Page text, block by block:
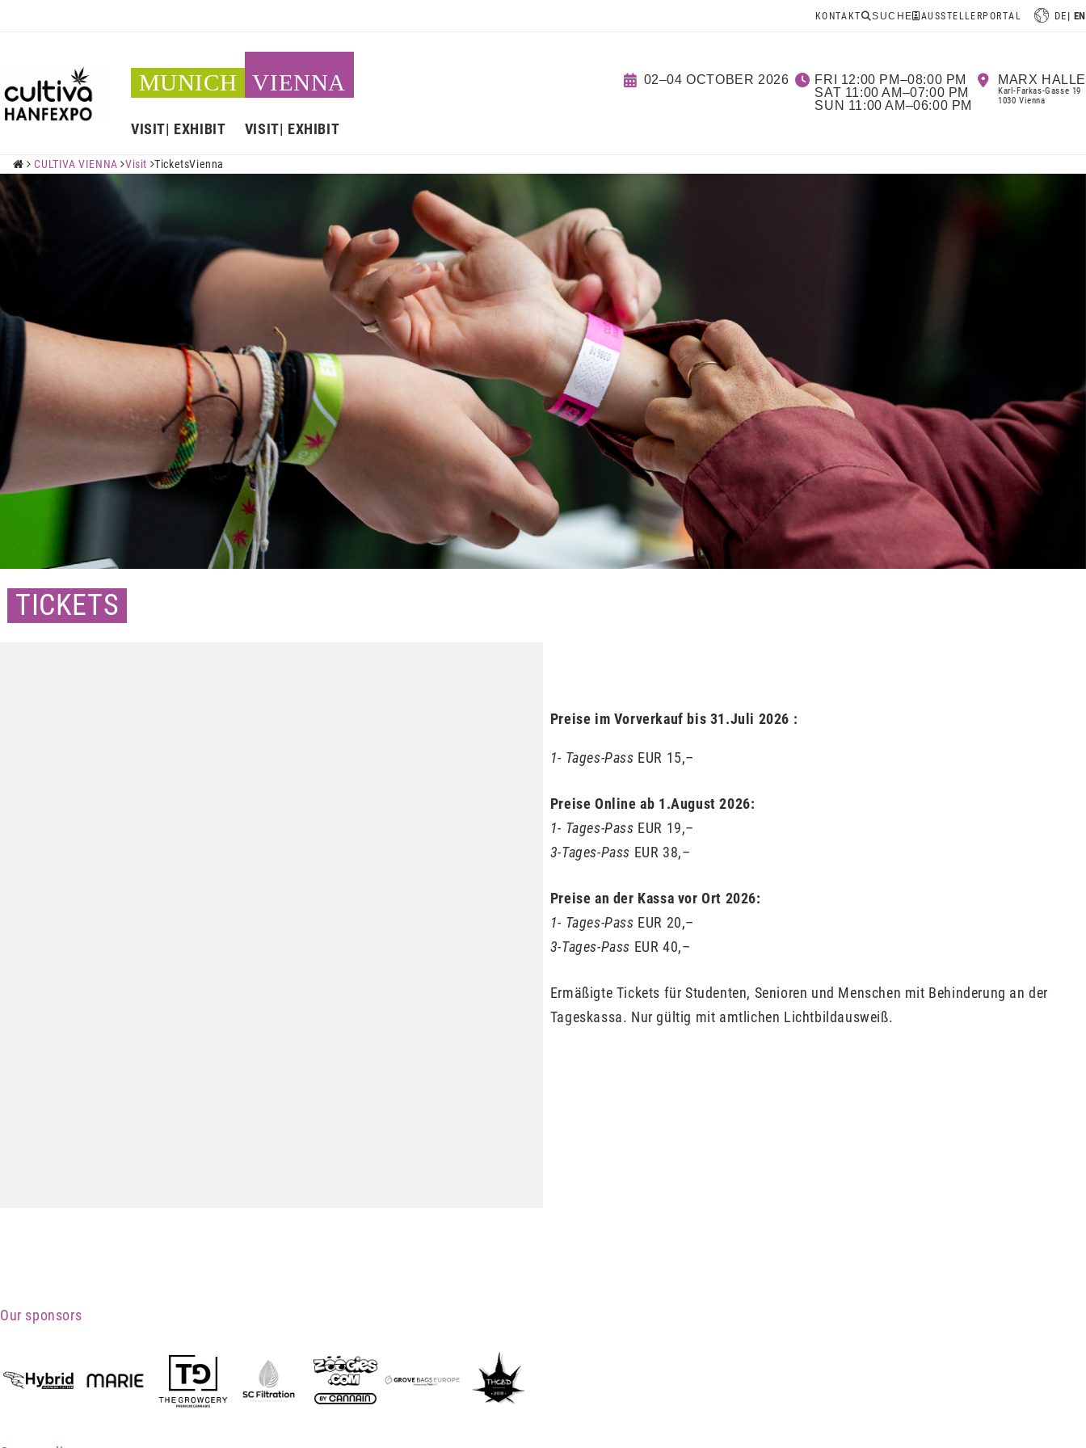
KONTAKT SUCHE AUSSTELLERPORTAL DE EN
MUNICH
VISIT EXHIBIT
VIENNA
VISIT EXHIBIT
02–04 OCTOBER 2026
FRI 12:00 PM–08:00 PM
SAT 11:00 AM–07:00 PM
SUN 11:00 AM–06:00 PM
MARX HALLE
Karl-Farkas-Gasse 19
1030 Vienna
  CULTIVA VIENNA Visit TicketsVienna
TICKETS
Preise im Vorverkauf bis 31.Juli 2026 :
1- Tages-Pass EUR 15,–
Preise Online ab 1.August 2026:
1- Tages-Pass EUR 19,–
3-Tages-Pass EUR 38,–
Preise an der Kassa vor Ort 2026:
1- Tages-Pass EUR 20,–
3-Tages-Pass EUR 40,–
Ermäßigte Tickets für Studenten, Senioren und Menschen mit Behinderung an der
Tageskassa. Nur gültig mit amtlichen Lichtbildausweiß.
Our sponsors